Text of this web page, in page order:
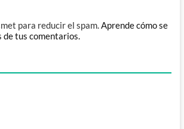
para reducir el spam.Aprende cómo se
de tus comentarios.